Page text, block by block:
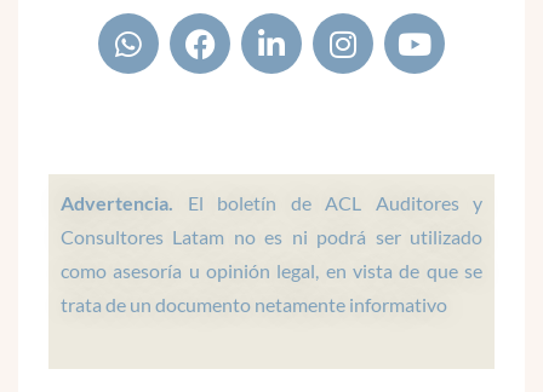
W
h
a
a
p
p
F
a
c
o
o
k
L
i
n
d
i
n
I
n
s
g
r
a
m
Y
o
u
b
e
Advertencia. El boletín de ACL Auditores y
Consultores Latam no es ni podrá ser utilizado
como asesoría u opinión legal, en vista de que se
trata de un documento netamente informativo